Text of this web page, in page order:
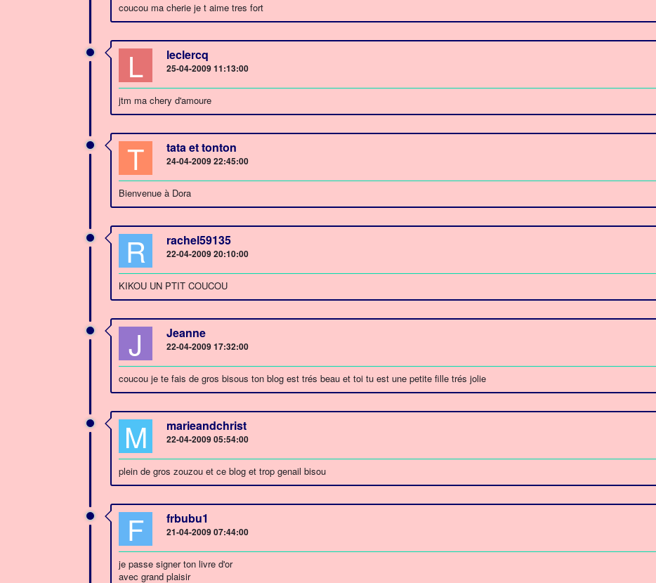
coucou ma cherie je t aime tres fort
L leclercq
25-04-2009 11:13:00
jtm ma chery d'amoure
T tata et tonton
24-04-2009 22:45:00
Bienvenue à Dora
R rachel59135
22-04-2009 20:10:00
KIKOU UN PTIT COUCOU
J Jeanne
22-04-2009 17:32:00
coucou je te fais de gros bisous ton blog est trés beau et toi tu est une petite fille trés jolie
M marieandchrist
22-04-2009 05:54:00
plein de gros zouzou et ce blog et trop genail bisou
F frbubu1
21-04-2009 07:44:00
je passe signer ton livre d'or
avec grand plaisir